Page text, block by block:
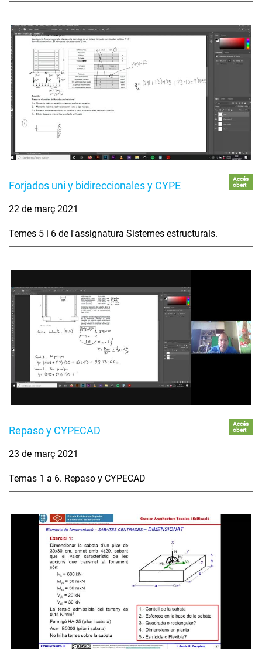
Forjados uni y bidireccionales y CYPE
Accés
obert
22 de març 2021
Temes 5 i 6 de l'assignatura Sistemes estructurals.
Repaso y CYPECAD
Accés
obert
23 de març 2021
Temas 1 a 6. Repaso y CYPECAD